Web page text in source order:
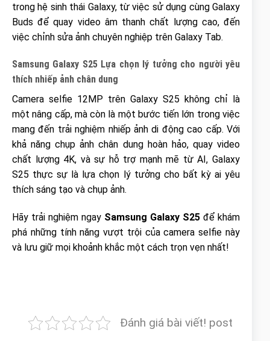
trong hệ sinh thái Galaxy, từ việc sử dụng cùng Galaxy
Buds để quay video âm thanh chất lượng cao, đến
việc chỉnh sửa ảnh chuyên nghiệp trên Galaxy Tab.
Samsung Galaxy S25 Lựa chọn lý tưởng cho người yêu
thích nhiếp ảnh chân dung
Camera selfie 12MP trên Galaxy S25 không chỉ là
một nâng cấp, mà còn là một bước tiến lớn trong việc
mang đến trải nghiệm nhiếp ảnh di động cao cấp. Với
khả năng chụp ảnh chân dung hoàn hảo, quay video
chất lượng 4K, và sự hỗ trợ mạnh mẽ từ AI, Galaxy
S25 thực sự là lựa chọn lý tưởng cho bất kỳ ai yêu
thích sáng tạo và chụp ảnh.
Hãy trải nghiệm ngay Samsung Galaxy S25 để khám
phá những tính năng vượt trội của camera selfie này
và lưu giữ mọi khoảnh khắc một cách trọn vẹn nhất!
Đánh giá bài viết! post